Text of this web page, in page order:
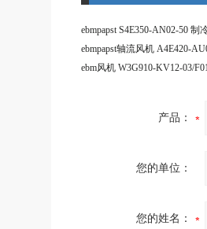
ebmpapst轴流风机 A4E420-
产品：
您的单位：
您的姓名：